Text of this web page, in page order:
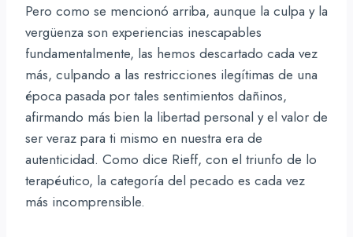
Pero como se mencionó arriba, aunque la culpa y la
vergüenza son experiencias inescapables
fundamentalmente, las hemos descartado cada vez
más, culpando a las restricciones ilegítimas de una
época pasada por tales sentimientos dañinos,
afirmando más bien la libertad personal y el valor de
ser veraz para ti mismo en nuestra era de
autenticidad. Como dice Rieff, con el triunfo de lo
terapéutico, la categoría del pecado es cada vez
más incomprensible.